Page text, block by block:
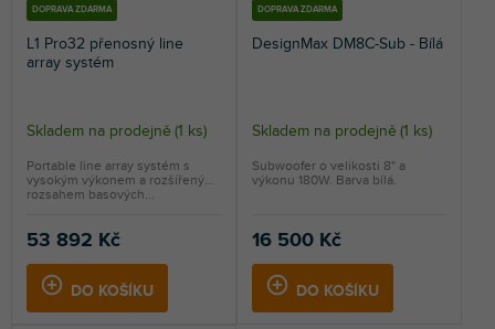
DOPRAVA ZDARMA
L1 Pro32 přenosný line
array systém
Skladem na prodejně (1 ks)
53 892 Kč
DO KOŠÍKU
Portable line array systém s
vysokým výkonem a rozšířeným
rozsahem basových...
DOPRAVA ZDARMA
DesignMax DM8C-Sub - Bílá
Skladem na prodejně (1 ks)
16 500 Kč
DO KOŠÍKU
Subwoofer o velikosti 8" a
výkonu 180W. Barva bílá.